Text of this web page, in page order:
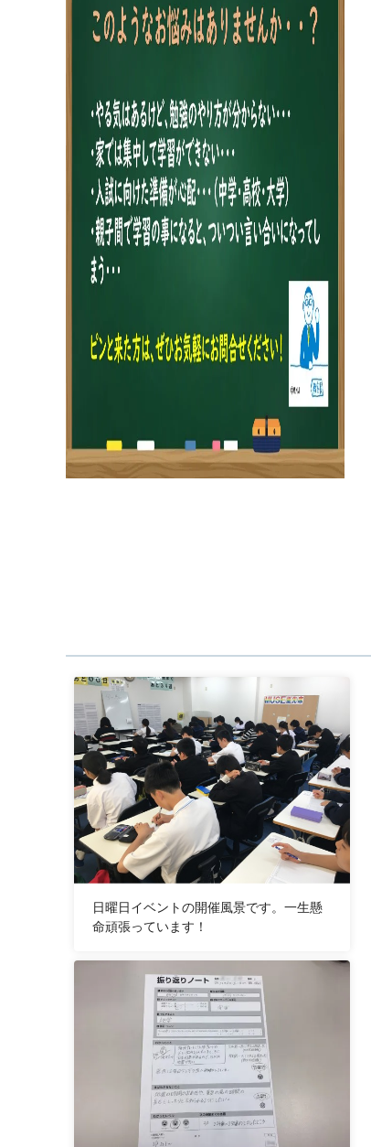
日曜日イベントの開催風景です。一生懸
命頑張っています！